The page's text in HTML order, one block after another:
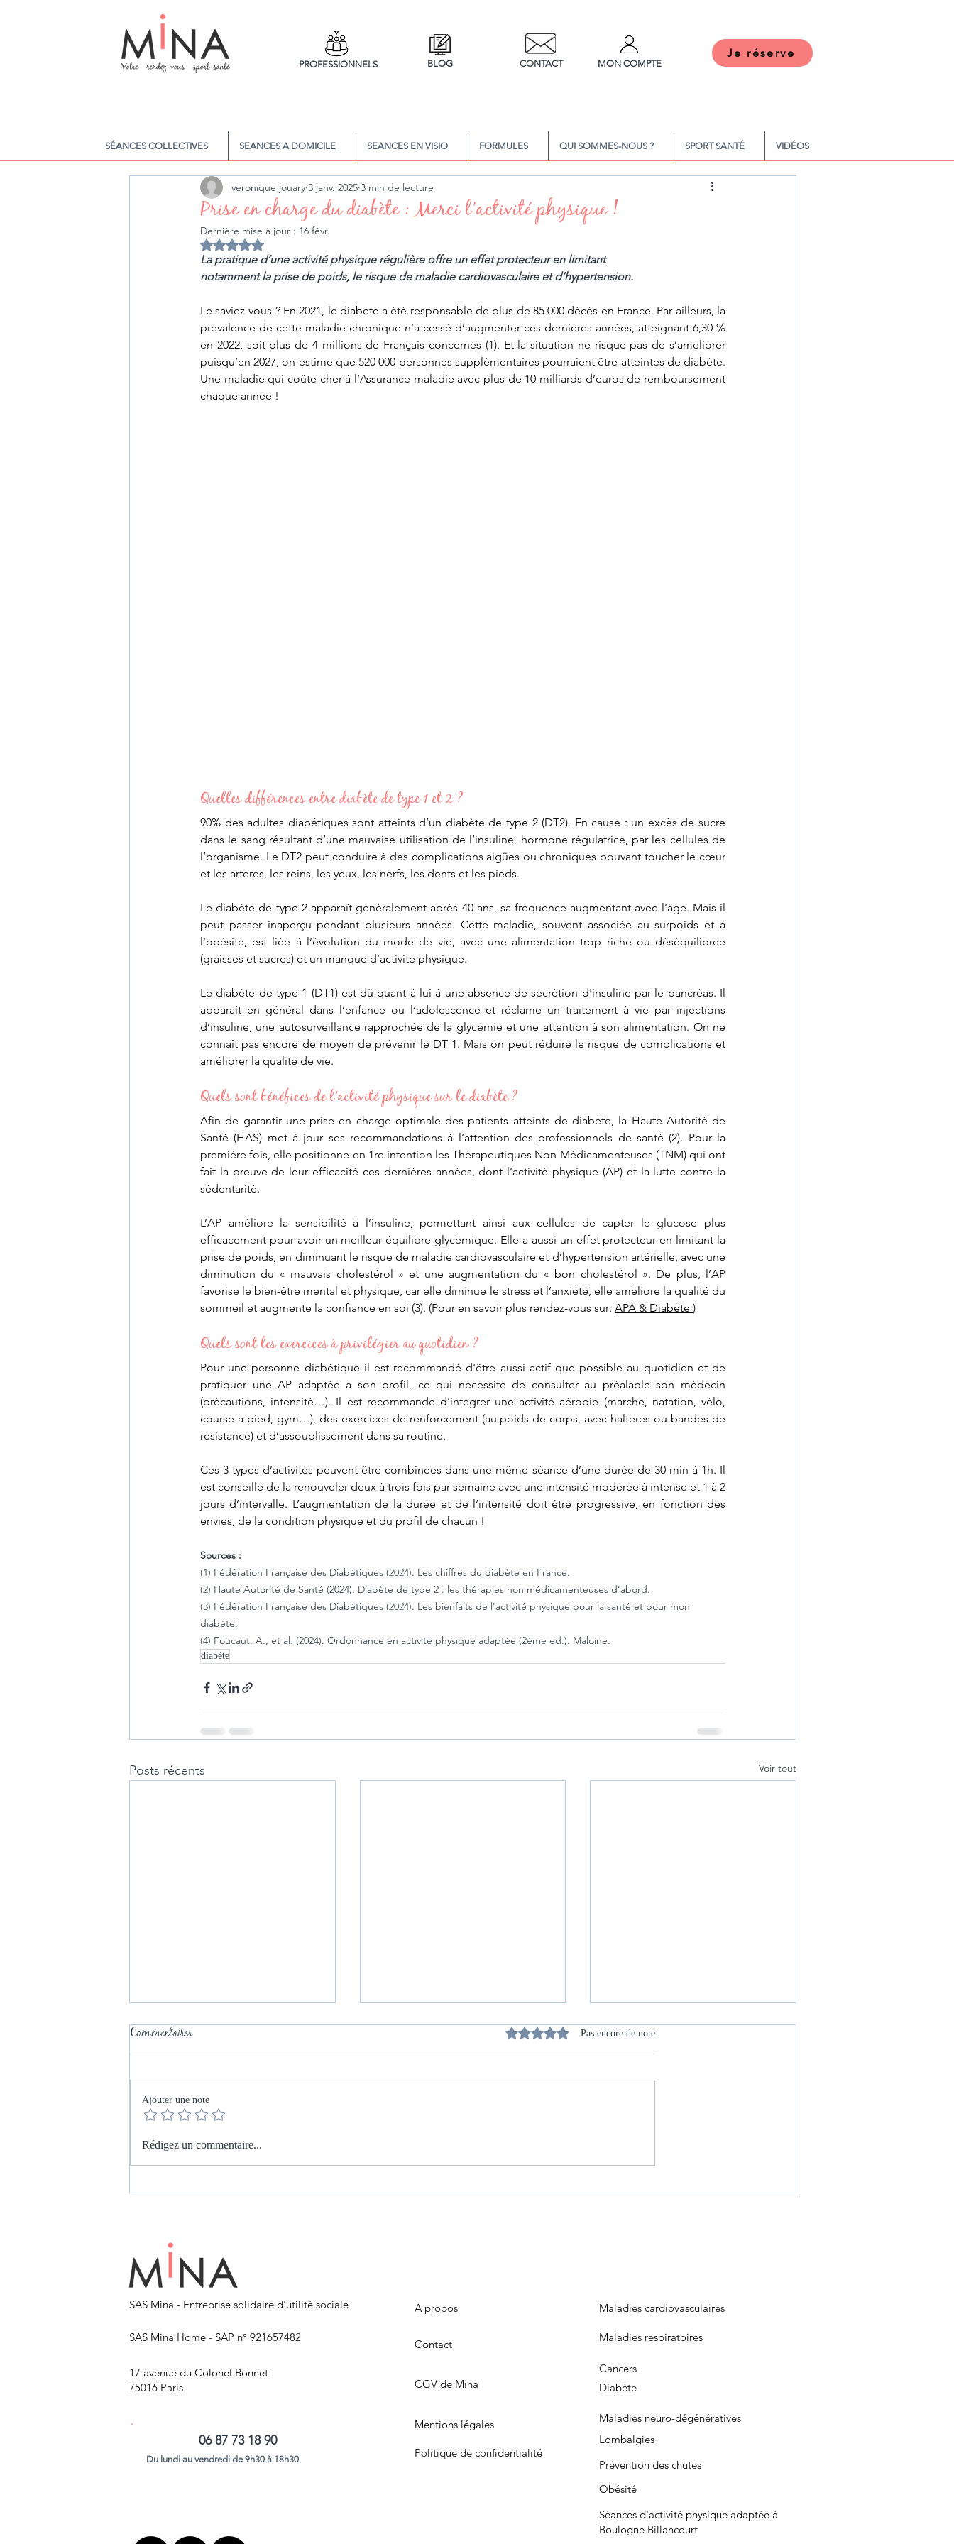
PROFESSIONNELS BLOG CONTACT MON COMPTE
Je réserve
SÉANCES COLLECTIVES SEANCES A DOMICILE SEANCES EN VISIO FORMULES QUI SOMMES-NOUS ? SPORT SANTÉ VIDÉOS
Prise en charge du diabète : Merci l’activité physique !
veronique jouary 3 janv. 2025 3 min de lecture
Dernière mise à jour : 16 févr.
Noté NaN étoiles sur 5.
La pratique d’une activité physique régulière offre un effet protecteur en limitant
notamment la prise de poids, le risque de maladie cardiovasculaire et d’hypertension.
Le saviez-vous ? En 2021, le diabète a été responsable de plus de 85 000 décès en France. Par ailleurs, la
prévalence de cette maladie chronique n’a cessé d’augmenter ces dernières années, atteignant 6,30 %
en 2022, soit plus de 4 millions de Français concernés (1). Et la situation ne risque pas de s’améliorer
puisqu’en 2027, on estime que 520 000 personnes supplémentaires pourraient être atteintes de diabète.
Une maladie qui coûte cher à l’Assurance maladie avec plus de 10 milliards d’euros de remboursement
chaque année !
Quelles différences entre diabète de type 1 et 2 ?
90% des adultes diabétiques sont atteints d’un diabète de type 2 (DT2). En cause : un excès de sucre
dans le sang résultant d’une mauvaise utilisation de l’insuline, hormone régulatrice, par les cellules de
l’organisme. Le DT2 peut conduire à des complications aigües ou chroniques pouvant toucher le cœur
et les artères, les reins, les yeux, les nerfs, les dents et les pieds.
Le diabète de type 2 apparaît généralement après 40 ans, sa fréquence augmentant avec l’âge. Mais il
peut passer inaperçu pendant plusieurs années. Cette maladie, souvent associée au surpoids et à
l’obésité, est liée à l’évolution du mode de vie, avec une alimentation trop riche ou déséquilibrée
(graisses et sucres) et un manque d’activité physique.
Le diabète de type 1 (DT1) est dû quant à lui à une absence de sécrétion d'insuline par le pancréas. Il
apparaît en général dans l’enfance ou l’adolescence et réclame un traitement à vie par injections
d’insuline, une autosurveillance rapprochée de la glycémie et une attention à son alimentation. On ne
connaît pas encore de moyen de prévenir le DT 1. Mais on peut réduire le risque de complications et
améliorer la qualité de vie.
Quels sont bénéfices de l’activité physique sur le diabète ?
Afin de garantir une prise en charge optimale des patients atteints de diabète, la Haute Autorité de
Santé (HAS) met à jour ses recommandations à l’attention des professionnels de santé (2). Pour la
première fois, elle positionne en 1re intention les Thérapeutiques Non Médicamenteuses (TNM) qui ont
fait la preuve de leur efficacité ces dernières années, dont l’activité physique (AP) et la lutte contre la
sédentarité.
L’AP améliore la sensibilité à l’insuline, permettant ainsi aux cellules de capter le glucose plus
efficacement pour avoir un meilleur équilibre glycémique. Elle a aussi un effet protecteur en limitant la
prise de poids, en diminuant le risque de maladie cardiovasculaire et d’hypertension artérielle, avec une
diminution du « mauvais cholestérol » et une augmentation du « bon cholestérol ». De plus, l’AP
favorise le bien-être mental et physique, car elle diminue le stress et l’anxiété, elle améliore la qualité du
sommeil et augmente la confiance en soi (3). (Pour en savoir plus rendez-vous sur: APA & Diabète )
Quels sont les exercices à privilégier au quotidien ?
Pour une personne diabétique il est recommandé d’être aussi actif que possible au quotidien et de
pratiquer une AP adaptée à son profil, ce qui nécessite de consulter au préalable son médecin
(précautions, intensité…). Il est recommandé d’intégrer une activité aérobie (marche, natation, vélo,
course à pied, gym…), des exercices de renforcement (au poids de corps, avec haltères ou bandes de
résistance) et d’assouplissement dans sa routine.
Ces 3 types d’activités peuvent être combinées dans une même séance d’une durée de 30 min à 1h. Il
est conseillé de la renouveler deux à trois fois par semaine avec une intensité modérée à intense et 1 à 2
jours d’intervalle. L’augmentation de la durée et de l’intensité doit être progressive, en fonction des
envies, de la condition physique et du profil de chacun !
Sources :
(1) Fédération Française des Diabétiques (2024). Les chiffres du diabète en France.
(2) Haute Autorité de Santé (2024). Diabète de type 2 : les thérapies non médicamenteuses d’abord.
(3) Fédération Française des Diabétiques (2024). Les bienfaits de l’activité physique pour la santé et pour mon
diabète.
(4) Foucaut, A., et al. (2024). Ordonnance en activité physique adaptée (2ème ed.). Maloine.
diabète
Posts récents Voir tout
APA'VUE, un programme
innovant d’activité physique
visuels
santé physique compte autant que
Commentaires Noté 0 étoile sur 5.Pas encore de note
Ajouter une note
Rédigez un commentaire...
SAS Mina - Entreprise solidaire d'utilité sociale
SAS Mina Home - SAP n° 921657482
17 avenue du Colonel Bonnet
75016 Paris
06 87 73 18 90
Du lundi au vendredi de 9h30 à 18h30
A propos
Contact
Maladies cardiovasculaires
Maladies respiratoires
Cancers
CGV de Mina
Diabète
Mentions légales Maladies neuro-dégénératives
Politique de confidentialité
Lombalgies
Prévention des chutes
Obésité
Séances d'activité physique adaptée à
Boulogne Billancourt